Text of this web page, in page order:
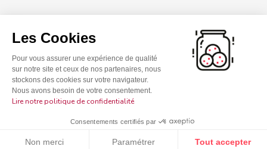
Les Cookies
Pour vous assurer une expérience de qualité
sur notre site et ceux de nos partenaires, nous
stockons des cookies sur votre navigateur.
Nous avons besoin de votre consentement.
Lire notre politique de confidentialité
Consentements certifiés par
Non merci Paramétrer Tout accepter